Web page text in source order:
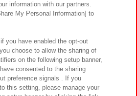
ウェブアクセシビリティ方針と検証結果
ともに
応方針 よくあるご質問・お問い合わせ
information with our partners.
My Personal Information] to
you have enabled the opt-out
choose to allow the sharing of
on the following setup banner,
consented to the sharing
preference signals . If you
this setting, please manage your